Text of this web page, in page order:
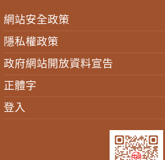
網站安全政策
隱私權政策
政府網站開放資料宣告
正體字
登入